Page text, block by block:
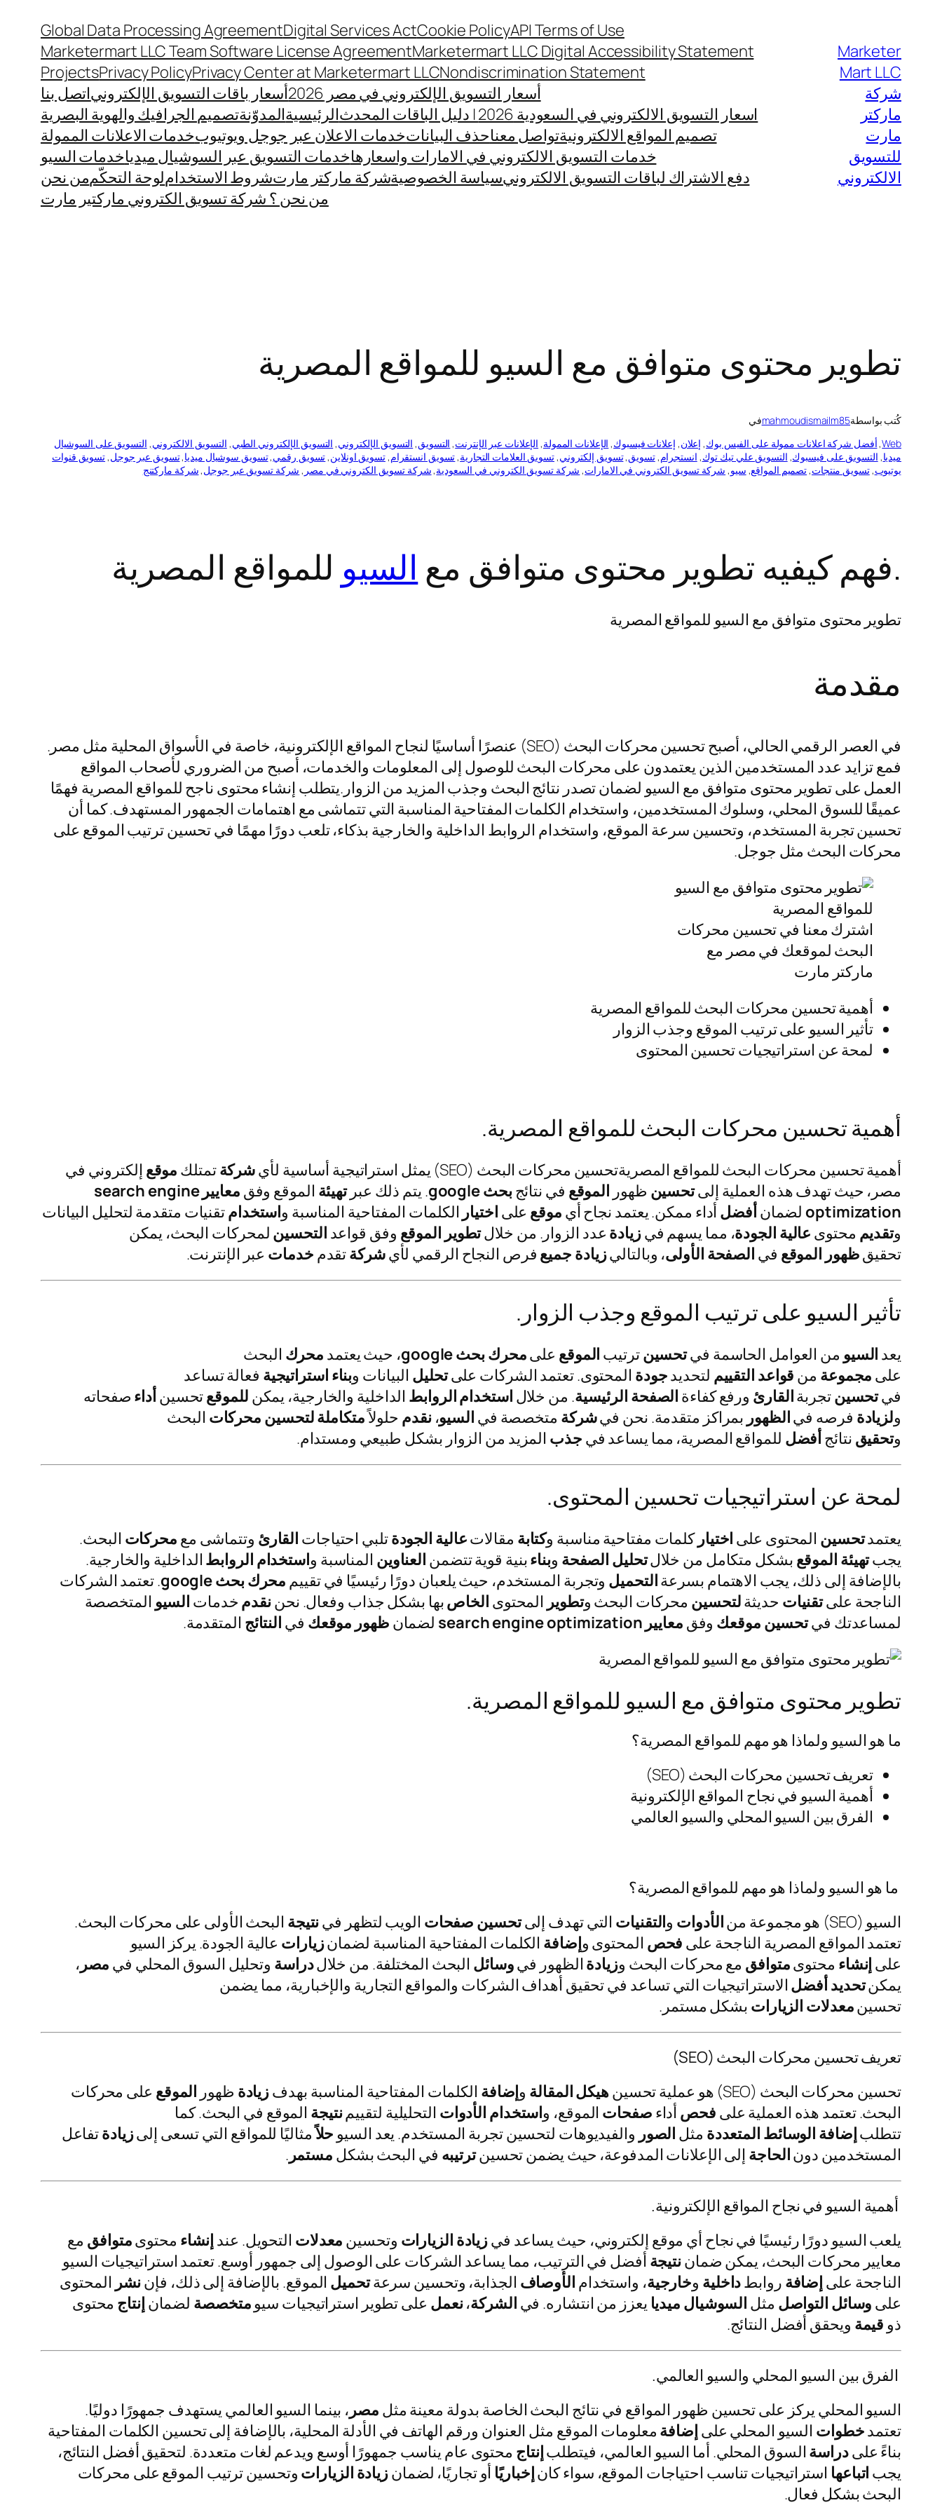
المحتوىMarketer
Mart LLC
شركة
ماركتر
مارت
للتسويق
الالكتروني
API Terms of Use
Cookie Policy
Digital Services Act
Global Data Processing Agreement
Marketermart LLC Digital Accessibility Statement
Marketermart LLC Team Software License Agreement
Nondiscrimination Statement
Privacy Center at Marketermart LLC
Privacy Policy
Projects
أسعار التسويق الإلكتروني في مصر 2026
أسعار باقات التسويق الإلكترونياتصل بنا
اسعار التسويق الالكتروني في السعودية 2026 | دليل الباقات المحدث
الرئيسيةالمدوّنةتصميم الجرافيك والهوية البصرية
تصميم المواقع الالكترونيةتواصل معناحذف البياناتخدمات الاعلان عبر جوجل ويوتيوبخدمات الاعلانات الممولة
خدمات التسويق الالكتروني في الامارات واسعارهاخدمات التسويق عبر السوشيال ميدياخدمات السيو
دفع الاشتراك لباقات التسويق الالكترونيسياسة الخصوصيةشركة ماركتر مارتشروط الاستخداملوحة التحكّممن نحن
من نحن ؟ شركة تسويق الكتروني ماركتير مارت
تطوير محتوى متوافق مع السيو للمواقع المصرية
كُتب بواسطةmahmoudismailm85في
Web
, أفضل شركة اعلانات ممولة على الفيس بوك, إعلان, إعلانات فيسبوك, الإعلانات الممولة, الإعلانات عبر الإنترنت, التسويق, التسويق الإلكتروني, التسويق الإلكتروني الطبي, التسويق الالكتروني, التسويق على السوشيال
ميديا, التسويق على فيسبوك, التسويق علي تيك توك, انستجرام, تسويق, تسويق إلكتروني, تسويق العلامات التجارية, تسويق انستقرام, تسويق اونلاين, تسويق رقمي, تسويق سوشيال ميديا, تسويق عبر جوجل, تسويق قنوات
يوتيوب, تسويق منتجات, تصميم المواقع, سيو, شركة تسويق الكتروني في الامارات, شركة تسويق الكتروني في السعودية, شركة تسويق الكتروني في مصر , شركة تسويق عبر جوجل, شركة ماركتنج
.فهم كيفيه تطوير محتوى متوافق مع السيو للمواقع المصرية
تطوير محتوى متوافق مع السيو للمواقع المصرية
مقدمة
في العصر الرقمي الحالي، أصبح تحسين محركات البحث (SEO) عنصرًا أساسيًا لنجاح المواقع الإلكترونية، خاصة في الأسواق المحلية مثل مصر.
فمع تزايد عدد المستخدمين الذين يعتمدون على محركات البحث للوصول إلى المعلومات والخدمات، أصبح من الضروري لأصحاب المواقع
العمل على تطوير محتوى متوافق مع السيو لضمان تصدر نتائج البحث وجذب المزيد من الزوار.يتطلب إنشاء محتوى ناجح للمواقع المصرية فهمًا
عميقًا للسوق المحلي، وسلوك المستخدمين، واستخدام الكلمات المفتاحية المناسبة التي تتماشى مع اهتمامات الجمهور المستهدف. كما أن
تحسين تجربة المستخدم، وتحسين سرعة الموقع، واستخدام الروابط الداخلية والخارجية بذكاء، تلعب دورًا مهمًا في تحسين ترتيب الموقع على
محركات البحث مثل جوجل.
اشترك معنا في تحسين محركات
البحث لموقعك في مصر مع
ماركتر مارت
أهمية تحسين محركات البحث للمواقع المصرية
تأثير السيو على ترتيب الموقع وجذب الزوار
لمحة عن استراتيجيات تحسين المحتوى
أهمية تحسين محركات البحث للمواقع المصرية.
أهمية تحسين محركات البحث للمواقع المصريةتحسين محركات البحث (SEO) يمثل استراتيجية أساسية لأي شركةتمتلك موقع إلكتروني في
مصر، حيث تهدف هذه العملية إلىتحسين ظهور الموقع في نتائجبحث google . يتم ذلك عبرتهيئة الموقع وفق معايير search engine
optimization لضمانأفضل أداء ممكن. يعتمد نجاح أي موقع على اختيار الكلمات المفتاحية المناسبة واستخدامتقنيات متقدمة لتحليل البيانات
وتقديم محتوى عالية الجودة، مما يسهم فيزيادة عدد الزوار. من خلالتطوير الموقع وفق قواعد التحسين لمحركات البحث، يمكن
تحقيقظهور الموقع في الصفحة الأولى، وبالتاليزيادة جميع فرص النجاح الرقمي لأيشركةتقدم خدمات عبر الإنترنت.
تأثير السيو على ترتيب الموقع وجذب الزوار.
يعد السيو من العوامل الحاسمة فيتحسينترتيب الموقع علىمحركبحث google ، حيث يعتمد محرك البحث
على مجموعة من قواعد التقييم لتحديدجودة المحتوى. تعتمد الشركات علىتحليل البيانات وبناء استراتيجية فعالة تساعد
فيتحسينتجربةالقارئ ورفع كفاءة الصفحة الرئيسية. من خلال استخدامالروابط الداخلية والخارجية، يمكن للموقعتحسينأداء صفحاته
ولزيادة فرصه فيالظهور بمراكز متقدمة. نحن فيشركة متخصصة في السيو،نقدم حلولاًمتكاملةلتحسين محركات البحث
وتحقيق نتائجأفضل للمواقع المصرية، مما يساعد في جذب المزيد من الزوار بشكل طبيعي ومستدام.
لمحة عن استراتيجيات تحسين المحتوى.
يعتمدتحسين المحتوى على اختيار كلمات مفتاحية مناسبة وكتابة مقالاتعالية الجودةتلبي احتياجات القارئ وتتماشى مع محركات البحث.
يجبتهيئة الموقع بشكل متكامل من خلالتحليل الصفحة وبناءبنية قوية تتضمن العناوين المناسبة واستخدام الروابط الداخلية والخارجية.
بالإضافة إلى ذلك، يجب الاهتمام بسرعةالتحميل وتجربة المستخدم، حيث يلعبان دورًا رئيسيًا في تقييم محركبحث google
. تعتمد الشركات
الناجحة علىتقنيات حديثةلتحسين محركات البحث وتطوير المحتوى الخاصبها بشكل جذاب وفعال. نحننقدم خدمات السيو المتخصصة
لمساعدتك فيتحسين موقعك وفق معايير search engine optimization لضمان ظهور موقعك في النتائج المتقدمة.
تطوير محتوى متوافق مع السيو للمواقع المصرية.
ما هو السيو ولماذا هو مهم للمواقع المصرية؟
تعريف تحسين محركات البحث (SEO)
أهمية السيو في نجاح المواقع الإلكترونية
الفرق بين السيو المحلي والسيو العالمي
ما هو السيو ولماذا هو مهم للمواقع المصرية؟
السيو (SEO) هو مجموعة من
الأدوات والتقنيات التي تهدف إلىتحسين صفحات الويب لتظهر فينتيجة البحث الأولى على محركات البحث.
تعتمد المواقع المصرية الناجحة على فحص المحتوى وإضافة الكلمات المفتاحية المناسبة لضمانزيارات عالية الجودة. يركز السيو
علىإنشاء محتوىمتوافق مع محركات البحث وزيادة الظهور فيوسائل البحث المختلفة. من خلالدراسة وتحليل السوق المحلي في مصر ،
يمكنتحديدأفضل الاستراتيجيات التي تساعد في تحقيق أهداف الشركات والمواقع التجارية والإخبارية، مما يضمن
تحسينمعدلات الزيارات بشكل مستمر.
تعريف تحسين محركات البحث (SEO)
تحسين محركات البحث (SEO) هو عملية تحسين
هيكلالمقالة وإضافة الكلمات المفتاحية المناسبة بهدفزيادة ظهور الموقع على محركات
البحث. تعتمد هذه العملية على فحص أداء صفحات الموقع، واستخدام الأدوات التحليلية لتقييمنتيجة الموقع في البحث. كما
تتطلبإضافة الوسائط المتعددة مثل الصور والفيديوهات لتحسين تجربة المستخدم. يعد السيو حلاًمثاليًا للمواقع التي تسعى إلىزيادةتفاعل
المستخدمين دونالحاجة إلى الإعلانات المدفوعة، حيث يضمن تحسينترتيبه في البحث بشكل مستمر .
أهمية السيو في نجاح المواقع الإلكترونية.
يلعب السيو دورًا رئيسيًا في نجاح أي موقع إلكتروني، حيث يساعد فيزيادة الزيارات وتحسين معدلات التحويل. عندإنشاء محتوىمتوافق مع
معايير محركات البحث، يمكن ضماننتيجة أفضل في الترتيب، مما يساعد الشركات على الوصول إلى جمهور أوسع. تعتمد استراتيجيات السيو
الناجحة علىإضافة روابطداخلية وخارجية، واستخدام الأوصاف الجذابة، وتحسين سرعةتحميل الموقع. بالإضافة إلى ذلك، فإننشر المحتوى
على وسائل التواصل مثل السوشيال ميديا يعزز من انتشاره. في الشركة،نعمل على تطوير استراتيجيات سيومتخصصة لضمانإنتاج محتوى
ذو قيمة ويحقق أفضل النتائج.
الفرق بين السيو المحلي والسيو العالمي.
السيو المحلي يركز على تحسين ظهور المواقع في نتائج البحث الخاصة بدولة معينة مثل مصر ، بينما السيو العالمي يستهدف جمهورًا دوليًا.
تعتمدخطوات السيو المحلي علىإضافة معلومات الموقع مثل العنوان ورقم الهاتف في الأدلة المحلية، بالإضافة إلى تحسين الكلمات المفتاحية
بناءً علىدراسة السوق المحلي. أما السيو العالمي، فيتطلبإنتاج محتوى عام يناسب جمهورًا أوسع ويدعم لغات متعددة. لتحقيق أفضل النتائج،
يجب اتباعها استراتيجيات تناسب احتياجات الموقع، سواء كانإخباريًا أو تجاريًا، لضمانزيادة الزيارات وتحسين ترتيب الموقع على محركات
البحث بشكل فعال.